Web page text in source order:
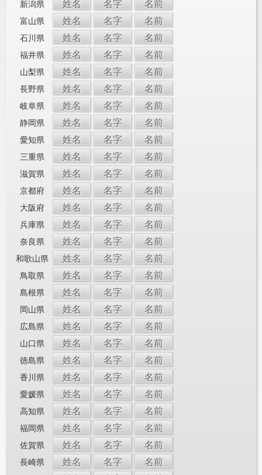
新潟県 姓名 名字 名前
富山県 姓名 名字 名前
石川県 姓名 名字 名前
福井県 姓名 名字 名前
山梨県 姓名 名字 名前
長野県 姓名 名字 名前
岐阜県 姓名 名字 名前
静岡県 姓名 名字 名前
愛知県 姓名 名字 名前
三重県 姓名 名字 名前
滋賀県 姓名 名字 名前
京都府 姓名 名字 名前
大阪府 姓名 名字 名前
兵庫県 姓名 名字 名前
奈良県 姓名 名字 名前
和歌山県 姓名 名字 名前
鳥取県 姓名 名字 名前
島根県 姓名 名字 名前
岡山県 姓名 名字 名前
広島県 姓名 名字 名前
山口県 姓名 名字 名前
徳島県 姓名 名字 名前
香川県 姓名 名字 名前
愛媛県 姓名 名字 名前
高知県 姓名 名字 名前
福岡県 姓名 名字 名前
佐賀県 姓名 名字 名前
長崎県 姓名 名字 名前